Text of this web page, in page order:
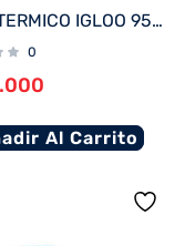
VASO TERMICO IGLOO 950ML ICE DYE NARANJA C/PAJITA 71312
0
Al Carrito